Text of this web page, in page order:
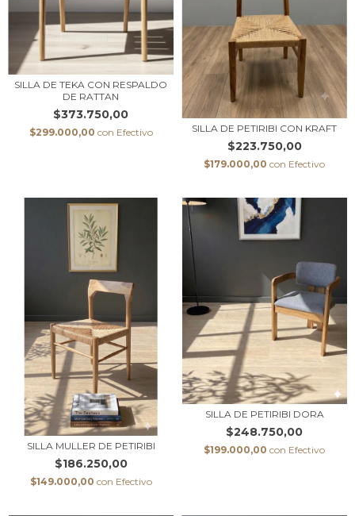
SILLA DE TEKA CON RESPALDO
DE RATTAN
$373.750,00
$299.000,00 con Efectivo SILLA DE PETIRIBI CON KRAFT
$223.750,00
$179.000,00 con Efectivo
SILLA MULLER DE PETIRIBI
$186.250,00
$149.000,00 con Efectivo
SILLA DE PETIRIBI DORA
$248.750,00
$199.000,00 con Efectivo